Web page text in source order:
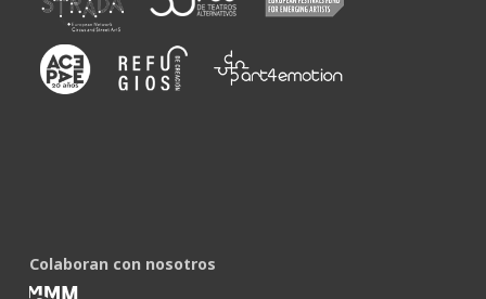
Colaboran con nosotros